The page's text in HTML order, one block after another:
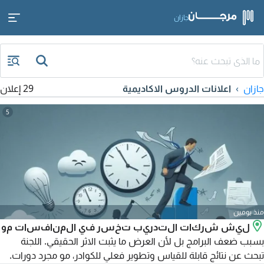
جازان
جازان اعلانات الدروس الاكاديمية 29 إعلان
5
منذ يومين
ليش شركات التدريب تخسر في المنافسات مو
بسبب ضعف البرامج بل لأن العرض ما يثبت الاثر الحقيقي. اللجنة
تبحث عن نتائج قابلة للقياس وتطوير فعلي للكوادر، مو مجرد دورات.